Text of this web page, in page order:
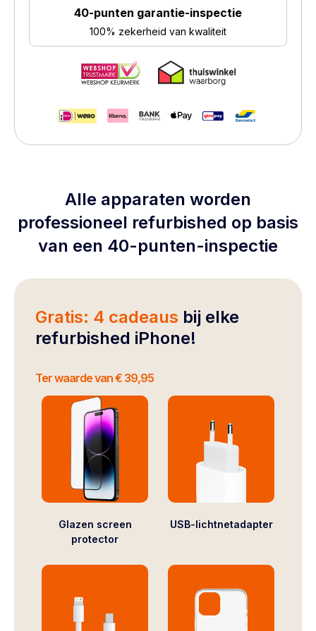
40-punten garantie-inspectie
100% zekerheid van kwaliteit
Alle apparaten worden
professioneel refurbished op basis
van een 40-punten-inspectie
Gratis: 4 cadeaus bij elke
refurbished iPhone!
Ter waarde van € 39,95
Glazen screen
protector
USB-lichtnetadapter